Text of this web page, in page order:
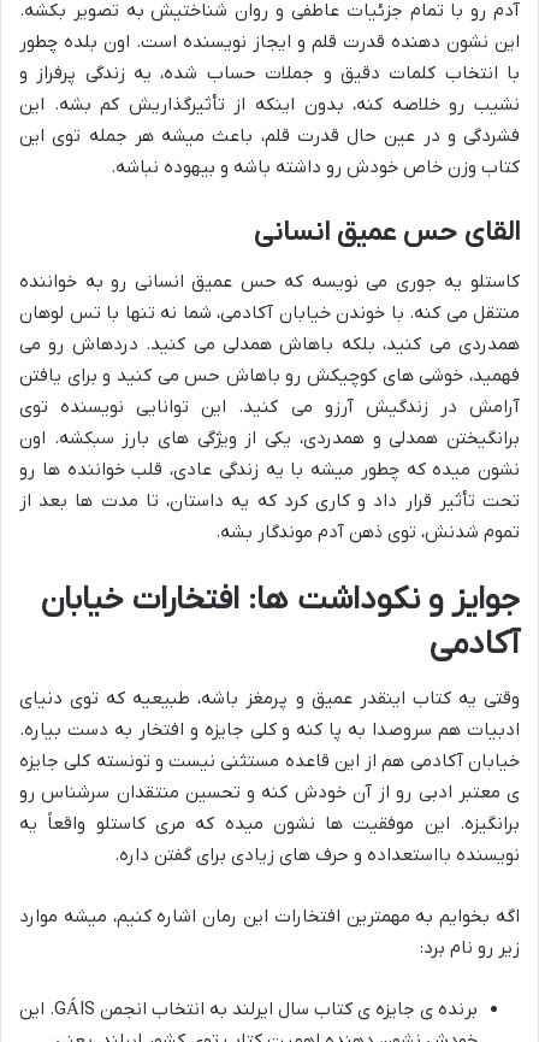
آدم رو با تمام جزئیات عاطفی و روان شناختیش به تصویر بکشه.
این نشون دهنده قدرت قلم و ایجاز نویسنده است. اون بلده چطور
با انتخاب کلمات دقیق و جملات حساب شده، یه زندگی پرفراز و
نشیب رو خلاصه کنه، بدون اینکه از تأثیرگذاریش کم بشه. این
فشردگی و در عین حال قدرت قلم، باعث میشه هر جمله توی این
کتاب وزن خاص خودش رو داشته باشه و بیهوده نباشه.
القای حس عمیق انسانی
کاستلو یه جوری می نویسه که حس عمیق انسانی رو به خواننده
منتقل می کنه. با خوندن خیابان آکادمی، شما نه تنها با تس لوهان
همدردی می کنید، بلکه باهاش همدلی می کنید. دردهاش رو می
فهمید، خوشی های کوچیکش رو باهاش حس می کنید و برای یافتن
آرامش در زندگیش آرزو می کنید. این توانایی نویسنده توی
برانگیختن همدلی و همدردی، یکی از ویژگی های بارز سبکشه. اون
نشون میده که چطور میشه با یه زندگی عادی، قلب خواننده ها رو
تحت تأثیر قرار داد و کاری کرد که یه داستان، تا مدت ها بعد از
تموم شدنش، توی ذهن آدم موندگار بشه.
جوایز و نکوداشت ها: افتخارات خیابان
آکادمی
وقتی یه کتاب اینقدر عمیق و پرمغز باشه، طبیعیه که توی دنیای
ادبیات هم سروصدا به پا کنه و کلی جایزه و افتخار به دست بیاره.
خیابان آکادمی هم از این قاعده مستثنی نیست و تونسته کلی جایزه
ی معتبر ادبی رو از آن خودش کنه و تحسین منتقدان سرشناس رو
برانگیزه. این موفقیت ها نشون میده که مری کاستلو واقعاً یه
نویسنده بااستعداده و حرف های زیادی برای گفتن داره.
اگه بخوایم به مهمترین افتخارات این رمان اشاره کنیم، میشه موارد
زیر رو نام برد:
برنده ی جایزه ی کتاب سال ایرلند به انتخاب انجمن GÁIS. این